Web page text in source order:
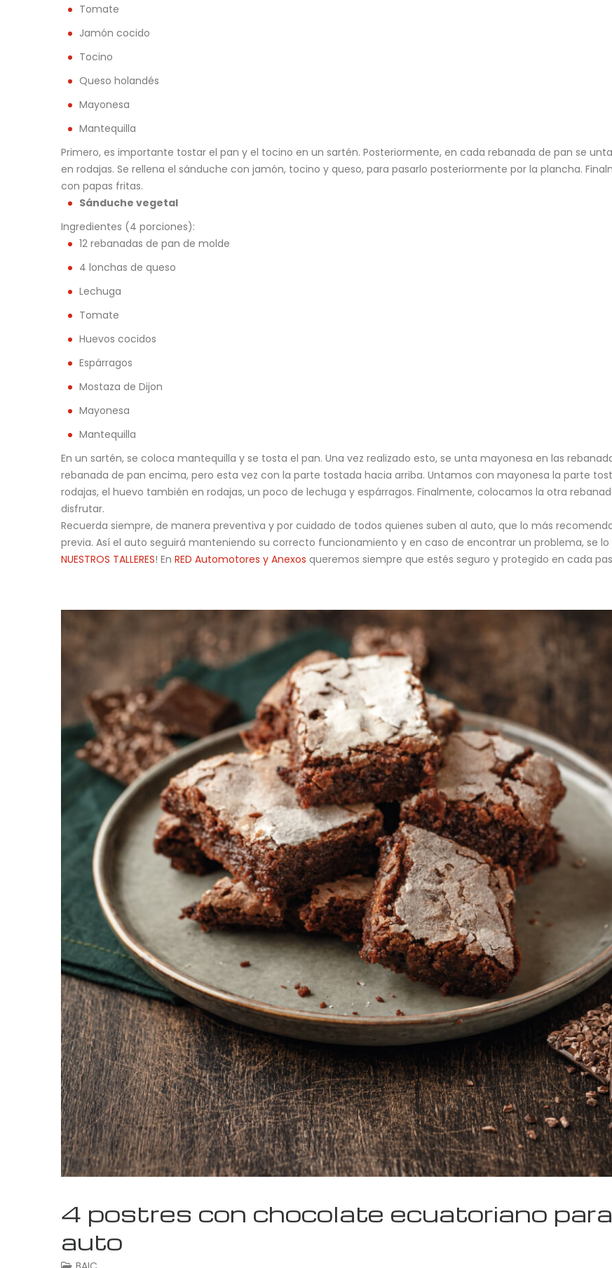
Tomate
Jamón cocido
Tocino
Queso holandés
Mayonesa
Mantequilla
Primero, es importante tostar el pan y el tocino en un sartén. Posteriormente, en cada rebanada de pan se
en rodajas. Se rellena el sánduche con jamón, tocino y queso, para pasarlo posteriormente por la plancha.
con papas fritas.
Sánduche vegetal
Ingredientes (4 porciones):
12 rebanadas de pan de molde
4 lonchas de queso
Lechuga
Tomate
Huevos cocidos
Espárragos
Mostaza de Dijon
Mayonesa
Mantequilla
En un sartén, se coloca mantequilla y se tosta el pan. Una vez realizado esto, se unta mayonesa en las
rebanada de pan encima, pero esta vez con la parte tostada hacia arriba. Untamos con mayonesa la parte
rodajas, el huevo también en rodajas, un poco de lechuga y espárragos. Finalmente, colocamos la otra
disfrutar.
Recuerda siempre, de manera preventiva y por cuidado de todos quienes suben al auto, que lo más
previa. Así el auto seguirá manteniendo su correcto funcionamiento y en caso de encontrar un problema, se lo
NUESTROS TALLERES! En RED Automotores y Anexos queremos siempre que estés seguro y protegido en cada
4 postres con chocolate ecuatoriano
auto